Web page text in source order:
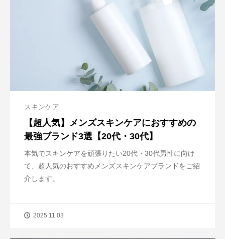
スキンケア
【超人気】メンズスキンケアにおすすめの
最強ブランド3選【20代・30代】
本気でスキンケアを頑張りたい20代・30代男性に向け
て、超人気のおすすめメンズスキンケアブランドをご紹
介します。
2025.11.03